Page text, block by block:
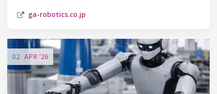
ga-robotics.co.jp
02 APR '26